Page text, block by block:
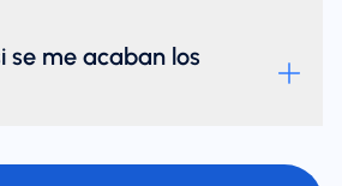
se me acaban los